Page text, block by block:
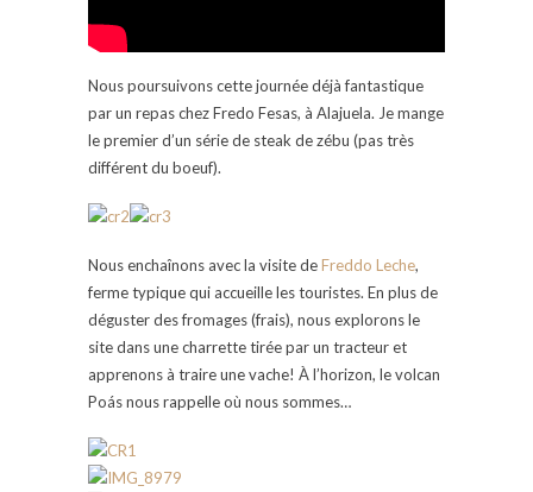
Nous poursuivons cette journée déjà fantastique
par un repas chez Fredo Fesas, à Alajuela. Je mange
le premier d’un série de steak de zébu (pas très
différent du boeuf).
Nous enchaînons avec la visite deFreddo Leche,
ferme typique qui accueille les touristes. En plus de
déguster des fromages (frais), nous explorons le
site dans une charrette tirée par un tracteur et
apprenons à traire une vache! À l’horizon, le volcan
Poás nous rappelle où nous sommes…